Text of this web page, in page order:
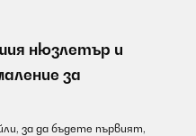
нюзлетър и
за
за да бъдете първият,